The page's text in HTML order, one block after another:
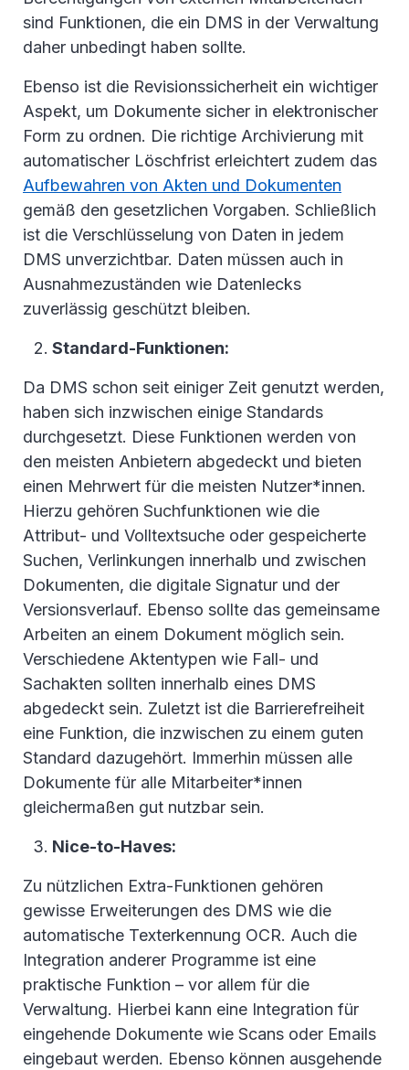
sind Funktionen, die ein DMS in der Verwaltung
daher unbedingt haben sollte.
Ebenso ist die Revisionssicherheit ein wichtiger
Aspekt, um Dokumente sicher in elektronischer
Form zu ordnen. Die richtige Archivierung mit
automatischer Löschfrist erleichtert zudem das
Aufbewahren von Akten und Dokumenten
gemäß den gesetzlichen Vorgaben. Schließlich
ist die Verschlüsselung von Daten in jedem
DMS unverzichtbar. Daten müssen auch in
Ausnahmezuständen wie Datenlecks
zuverlässig geschützt bleiben.
Standard-Funktionen:
Da DMS schon seit einiger Zeit genutzt werden,
haben sich inzwischen einige Standards
durchgesetzt. Diese Funktionen werden von
den meisten Anbietern abgedeckt und bieten
einen Mehrwert für die meisten Nutzer*innen.
Hierzu gehören Suchfunktionen wie die
Attribut- und Volltextsuche oder gespeicherte
Suchen, Verlinkungen innerhalb und zwischen
Dokumenten, die digitale Signatur und der
Versionsverlauf. Ebenso sollte das gemeinsame
Arbeiten an einem Dokument möglich sein.
Verschiedene Aktentypen wie Fall- und
Sachakten sollten innerhalb eines DMS
abgedeckt sein. Zuletzt ist die Barrierefreiheit
eine Funktion, die inzwischen zu einem guten
Standard dazugehört. Immerhin müssen alle
Dokumente für alle Mitarbeiter*innen
gleichermaßen gut nutzbar sein.
Nice-to-Haves:
Zu nützlichen Extra-Funktionen gehören
gewisse Erweiterungen des DMS wie die
automatische Texterkennung OCR. Auch die
Integration anderer Programme ist eine
praktische Funktion – vor allem für die
Verwaltung. Hierbei kann eine Integration für
eingehende Dokumente wie Scans oder Emails
eingebaut werden. Ebenso können ausgehende